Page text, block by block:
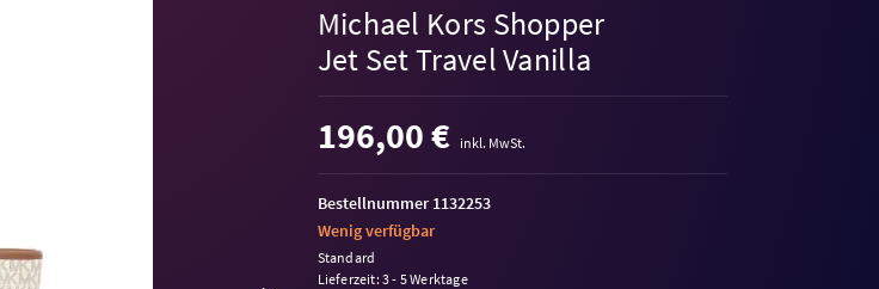
Michael Kors Shopper
Jet Set Travel Vanilla
196,00 € inkl. MwSt.
Bestellnummer 1132253
Wenig verfügbar
Standard
Lieferzeit: 3 - 5 Werktage